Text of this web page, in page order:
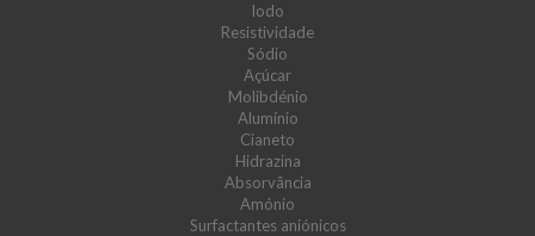
Iodo
Resistividade
Sódio
Açúcar
Molibdénio
Alumínio
Cianeto
Hidrazina
Absorvância
Amónio
Surfactantes aniónicos